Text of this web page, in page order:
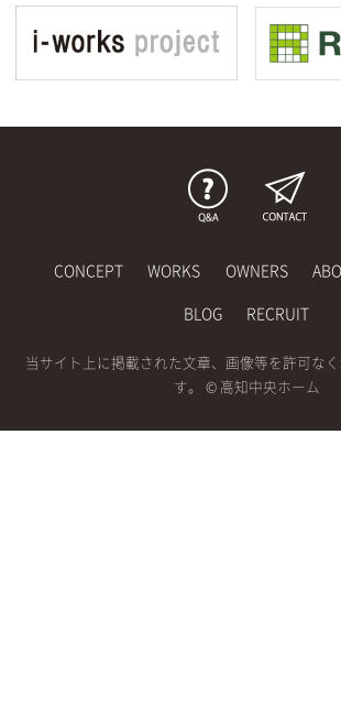
CONCEPT WORKS OWNERS
BLOG RECRUIT
当サイト上に掲載された文章、画像等を許可な
す。 © 高知中央ホーム